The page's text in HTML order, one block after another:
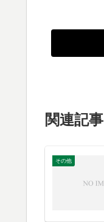
関連記事
その他